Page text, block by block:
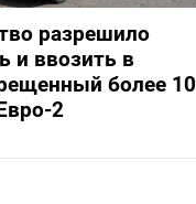
разрешило
и ввозить в
более 10
2